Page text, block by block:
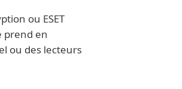
ou ESET
prend en
ou des lecteurs